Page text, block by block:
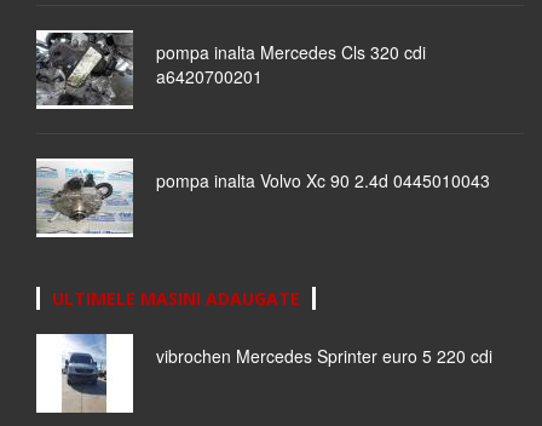
pompa inalta Mercedes Cls 320 cdi
a6420700201
pompa inalta Volvo Xc 90 2.4d 0445010043
ULTIMELE MASINI ADAUGATE
vibrochen Mercedes Sprinter euro 5 220 cdi